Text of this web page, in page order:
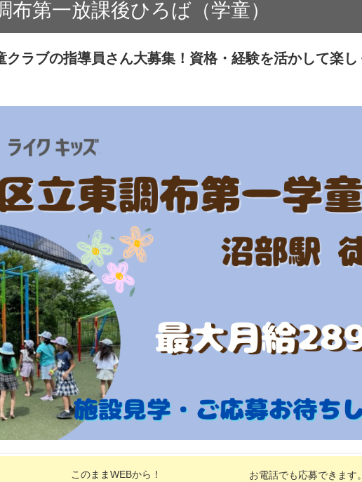
布第一放課後ひろば（学童）
クラブの指導員さん大募集！資格・経験を活かして楽
このままWEBから！ お電話でも応募できます